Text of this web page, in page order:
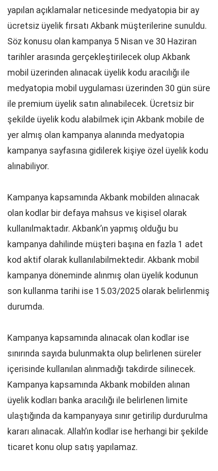
yapılan açıklamalar neticesinde medyatopia bir ay
ücretsiz üyelik fırsatı Akbank müşterilerine sunuldu.
Söz konusu olan kampanya 5 Nisan ve 30 Haziran
tarihler arasında gerçekleştirilecek olup Akbank
mobil üzerinden alınacak üyelik kodu aracılığı ile
medyatopia mobil uygulaması üzerinden 30 gün süre
ile premium üyelik satın alınabilecek. Ücretsiz bir
şekilde üyelik kodu alabilmek için Akbank mobile de
yer almış olan kampanya alanında medyatopia
kampanya sayfasına gidilerek kişiye özel üyelik kodu
alınabiliyor.
Kampanya kapsamında Akbank mobilden alınacak
olan kodlar bir defaya mahsus ve kişisel olarak
kullanılmaktadır. Akbank’ın yapmış olduğu bu
kampanya dahilinde müşteri başına en fazla 1 adet
kod aktif olarak kullanılabilmektedir. Akbank mobil
kampanya döneminde alınmış olan üyelik kodunun
son kullanma tarihi ise 15.03/2025 olarak belirlenmiş
durumda.
Kampanya kapsamında alınacak olan kodlar ise
sınırında sayıda bulunmakta olup belirlenen süreler
içerisinde kullanılan alınmadığı takdirde silinecek.
Kampanya kapsamında Akbank mobilden alınan
üyelik kodları banka aracılığı ile belirlenen limite
ulaştığında da kampanyaya sınır getirilip durdurulma
kararı alınacak. Allah’ın kodlar ise herhangi bir şekilde
ticaret konu olup satış yapılamaz.